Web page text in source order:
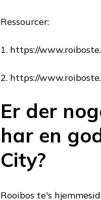
Ressourcer:
1. https://
2. https://
Er der
har en
City?
Rooibos te's